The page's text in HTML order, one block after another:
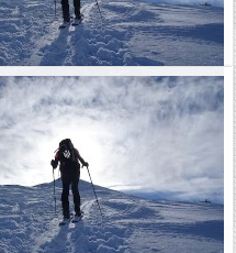
al Coll de Pimorent
foques a l'entorn del Coll de
Mina (11 km, 800+, S2) i diumenge,
S2) . Prou tolerable aquest últim,...